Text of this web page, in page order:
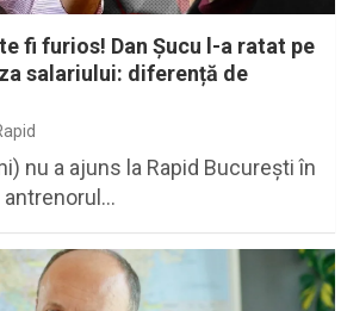
fi furios! Dan Șucu l-a ratat pe
salariului: diferență de
nu a ajuns la Rapid București în
antrenorul…